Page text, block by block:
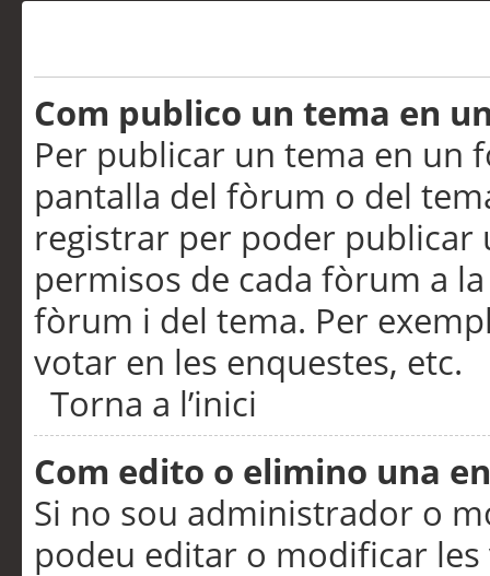
Com publico un tema en
Per publicar un tema en un
pantalla del fòrum o del
registrar per poder publicar
permisos de cada fòrum a
fòrum i del tema. Per
votar en les enquestes, etc.
Torna a l’inici
Com edito o elimino una
Si no sou administrador o
podeu editar o modificar